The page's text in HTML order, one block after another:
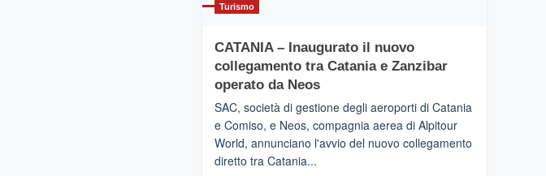
Turismo
CATANIA – Inaugurato il nuovo
collegamento tra Catania e Zanzibar
operato da Neos
SAC, società di gestione degli aeroporti di Catania
e Comiso, e Neos, compagnia aerea di Alpitour
World, annunciano l'avvio del nuovo collegamento
diretto tra Catania...